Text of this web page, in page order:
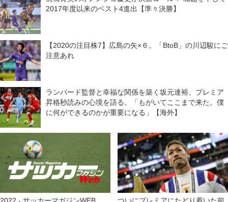
新監督が目指すのはどんなチーム
なのか？
2017年度以来のベスト4進出【準々決勝】
【2020の注目株7】広島の矢×６。「BtoB」の川辺駿にご
注意あれ
ランパード監督と幸福な関係を築く坂元達裕、プレミア
昇格秒読みの心境を語る。「もがいてここまで来た。僕
に何ができるのかが重要になる」【海外】
2022 - サッカーマガジンWEB
ついにプレミアにたどり着いた前